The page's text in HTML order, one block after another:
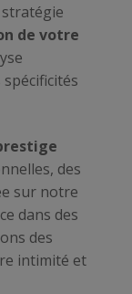
de votre
des
sur notre
dans des
des
intimité et